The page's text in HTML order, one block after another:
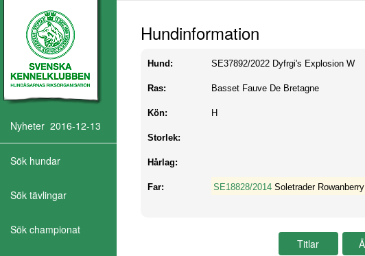
Nyheter 2016-12-13
Sök hundar
Sök tävlingar
Sök championat
Hundinformation
Hund: SE37892/2022 Dyfrgi's Explosion W
Ras: Basset Fauve De Bretagne
Kön: H
Storlek:
Hårlag:
Far: SE18828/2014 Soletrader Rowanberry